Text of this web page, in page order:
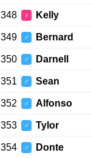
348 ♀ Kelly
349 ♂ Bernard
350 ♂ Darnell
351 ♂ Sean
352 ♂ Alfonso
353 ♂ Tylor
354 ♂ Donte